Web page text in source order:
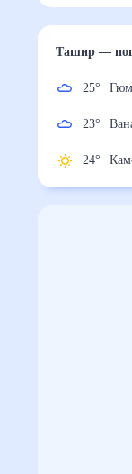
Ташир—
25°
23°
24°